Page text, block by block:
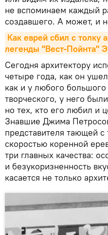
не вспоминаем каждый
создавшего. А может, и
Как еврей сбил с толку
легенды "Вест-Пойнта"
Сегодня архитектору
четыре года, как он
как и у любого
творческого, у него
но тех, кто его любил и
Знавшие Джима
представителя тающей с
скоростью коренной
три главных качества:
и безукоризненность
касается не только